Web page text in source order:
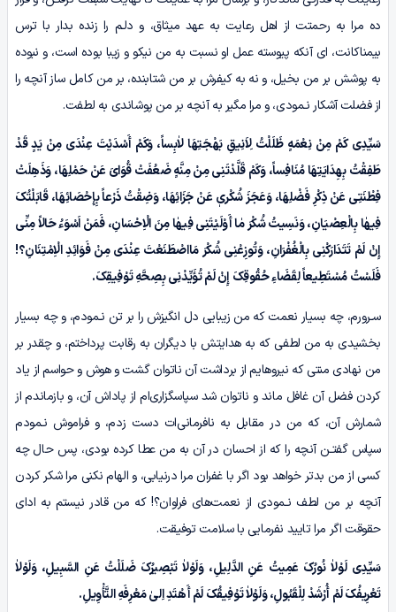
ده مرا به رحمتت از اهل رعایت به عهد میثاق، و دلـم را زنده بدار با ترس
بیمناکانت، ای آنکه پیوسته عمل او نسبت به من نیکو و زیبا بوده است، و نبوده
به پوشش بر من بخیل، و نه به کیفرش بر من شتابنده، بر من کامل ساز آنچه را
از فضلت آشکار نـمودی، و مرا مگیر به آنچه بر من پوشاندی به لطفت.
سَیِّدِی کَمْ مِنْ نِعْمَهٍ ظَلَلْتُ لِاَنِیقِ بَهْجَتِهَا لاٰبِساً، وَکَمْ أَسْدَیْتَ عِنْدَی مِنْ یَدٍ قَدْ
طَفِقْتُ بِهِدَایَتِهَا مُنَافِساً، وَکَمْ قَلَّدْتَنِی مِنْ مِنَّهٍ ضَعُفَتْ قُوَایَ عَنْ حَمْلِهَا، وَذَهِلَتْ
فِطْنَتِی عَنْ ذِکْرِ فَضْلِهَا، وَعَجَزَ شُکْریٖ عَنْ جَزَائِهَا، وَضِقْتُ ذَرْعاً بِإِحْصَائِهَا، قَابَلْتُکَ
فِیهٰا بِالْعِصْیَانِ، وَنَسِیتُ شُکْرَ مٰا أَوْلَیْتَنِی فِیهٰا مِنَ الْاِحْسَانِ، فَمَنْ اَسْوَءُ حَالاً مِنِّی
إِنْ لَمْ تَتَدَارَکْنِی بِالْغُفْرَانِ، وَتُوزِعْنِی شُکْرَ مَااصْطَنَعْتَ عِنْدَی مِنْ فَوَائِدِ الْاِمْتِنَانِ؟!
فَلَسْتُ مُسْتَطِیعاً لِقَضَاءِ حُقُوقِکَ إِنْ لَمْ تُؤَیِّدْنِی بِصِحَّهِ تَوْفِیقِکَ.
سـرورم، چه بسیار نعمت که من زیبایی دل انگیزش را بر تن نـمودم، و چه بسیار
بخشیدی به من لطفی که به هدایتش با دیگران به رقابت پرداختم، و چقدر بر
من نهادی منتی که نیروهایم از برداشت آن ناتوان گشت و هوش و حواسم از یاد
کردن فضل آن غافل ماند و ناتوان شد سپاسگزاری‌ام از پاداش آن، و بازماندم از
شمارش آن، که من در مقابل به نافرمانی‌ات دست زدم، و فراموش نـمودم
سپاس گفتـن آنچه را که از احسان در آن به من عطا کرده بودی، پس حال چه
کسی از من بدتر خواهد بود اگر با غفران مرا درنیابی، و الهام نکنی مرا شکر کردن
آنچه بر من لطف نـمودی از نعمت‌های فراوان؟! که من قادر نیستم به ادای
حقوقت اگر مرا تایید نفرمایی با سلامت توفیقت.
سَیِّدِی لَوْلاٰ نُورُکَ عَمِیتُ عَنِ الدَّلِیلِ، وَلَوْلاٰ تَبْصِیرُکَ ضَلَلْتُ عَنِ السَّبِیلِ، وَلَوْلاٰ
تَعْرِیفُکَ لَمْ أُرْشَدْ لِلْقَبُولِ، وَلَوْلاٰ تَوْفِیقُکَ لَمْ أَهْتَدِ اِلیٰ مَعْرِفَهِ التَّأْوِیلِ.